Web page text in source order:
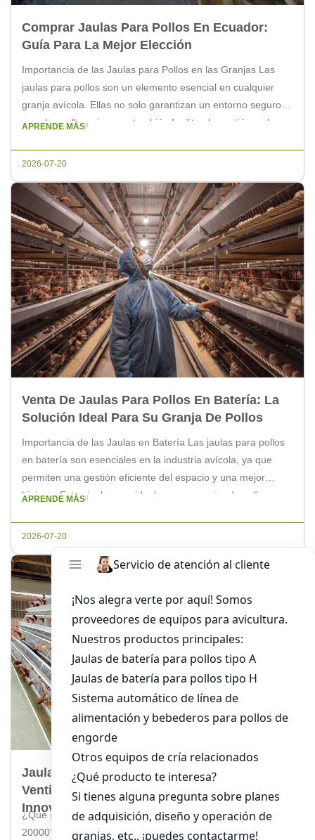
Comprar Jaulas Para Pollos En Ecuador:
Guía Para La Mejor Elección
Importancia de las Jaulas para Pollos en las Granjas Las
jaulas para pollos son un elemento esencial en cualquier
granja avícola. Ellas no solo garantizan un entorno seguro
para los pollos, sino que también facilitan la gestión y el
APRENDE MÁS
2026-07-20
Venta De Jaulas Para Pollos En Batería: La
Solución Ideal Para Su Granja De Pollos
Importancia de las Jaulas en Batería Las jaulas para pollos
en batería son esenciales en la industria avícola, ya que
permiten una gestión eficiente del espacio y una mejor
higiene. Estas jaulas son ideales para granjas de pollos, ya
APRENDE MÁS
2026-07-20
Jaulas Para Pollos Con Sistema De
Ventilación 20000 En Chile: Soluciones
Innovadoras Para Su Granja
¿Qué son las Jaulas para Pollos con Sistema de Ventilación
20000? Las jaulas para pollos con sistema de ventilación